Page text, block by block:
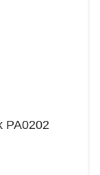
PA0202